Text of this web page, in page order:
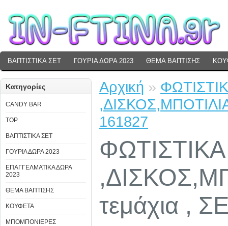
ΒΑΠΤΙΣΤΙΚΑ ΣΕΤ ΓΟΥΡΙΑ ΔΩΡΑ 2023 ΘΕΜΑ ΒΑΠΤΙΣΗΣ
Κατηγορίες
CANDY BAR
TOP
ΒΑΠΤΙΣΤΙΚΑ ΣΕΤ
ΓΟΥΡΙΑ ΔΩΡΑ 2023
ΕΠΑΓΓΕΛΜΑΤΙΚΑ ΔΩΡΑ
2023
ΘΕΜΑ ΒΑΠΤΙΣΗΣ
ΚΟΥΦΕΤΑ
ΜΠΟΜΠΟΝΙΕΡΕΣ
Αρχική »
161827
τεμάχια ,